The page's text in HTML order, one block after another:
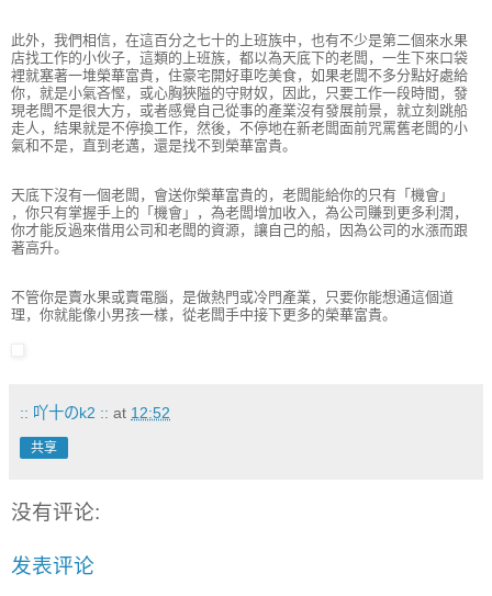
此外，我們相信，在這百分之七十的上班族中，也有不少是第二個來水果
店找工作的小伙子，這類的上班族，都以為天底下的老闆，一生下來口袋
裡就塞著一堆榮華富貴，住豪宅開好車吃美食，如果老闆不多分點好處給
你，就是小氣吝慳，或心胸狹隘的守財奴，因此，只要工作一段時間，發
現老闆不是很大方，或者感覺自己從事的產業沒有發展前景，就立刻跳船
走人，結果就是不停換工作，然後，不停地在新老闆面前咒罵舊老闆的小
氣和不是，直到老邁，還是找不到榮華富貴。
天底下沒有一個老闆，會送你榮華富貴的，老闆能給你的只有「機會」
，你只有掌握手上的「機會」，為老闆增加收入，為公司賺到更多利潤，
你才能反過來借用公司和老闆的資源，讓自己的船，因為公司的水漲而跟
著高升。
不管你是賣水果或賣電腦，是做熱門或冷門產業，只要你能想通這個道
理，你就能像小男孩一樣，從老闆手中接下更多的榮華富貴。
:: 吖十のk2 :: at 12:52
共享
没有评论:
发表评论